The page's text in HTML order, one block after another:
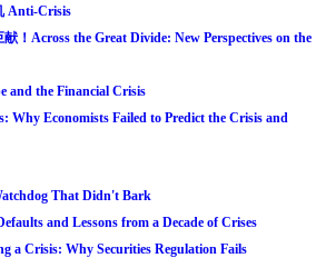
Anti-Crisis
！Across the Great Divide: New Perspectives on the
and the Financial Crisis
Why Economists Failed to Predict the Crisis and
That Didn't Bark
and Lessons from a Decade of Crises
a Crisis: Why Securities Regulation Fails